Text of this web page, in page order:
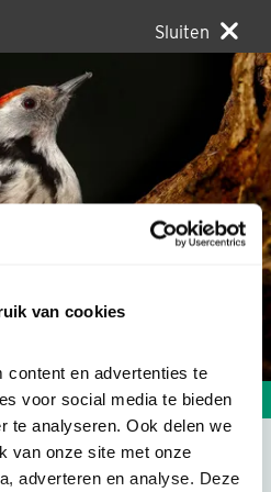
van cookies
content en advertenties te
voor social media te bieden
te analyseren. Ook delen we
van onze site met onze
adverteren en analyse. Deze
Sluiten
Vorige foto